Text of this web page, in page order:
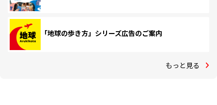
「地球の歩き方」シリーズ広告のご案内
もっと見る